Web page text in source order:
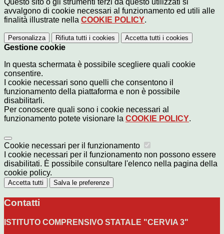
Questo sito o gli strumenti terzi da questo utilizzati si
avvalgono di cookie necessari al funzionamento ed utili alle
finalità illustrate nella COOKIE POLICY.
Personalizza Rifiuta tutti i cookies Accetta tutti i cookies
Gestione cookie
In questa schermata è possibile scegliere quali cookie
consentire.
I cookie necessari sono quelli che consentono il
funzionamento della piattaforma e non è possibile
disabilitarli.
Per conoscere quali sono i cookie necessari al
funzionamento potete visionare la COOKIE POLICY.
Cookie necessari per il funzionamento
I cookie necessari per il funzionamento non possono essere
disabilitati. È possibile consultare l'elenco nella pagina della
cookie policy.
Accetta tutti Salva le preferenze
Contatti
ISTITUTO COMPRENSIVO STATALE "CERVIA 3"